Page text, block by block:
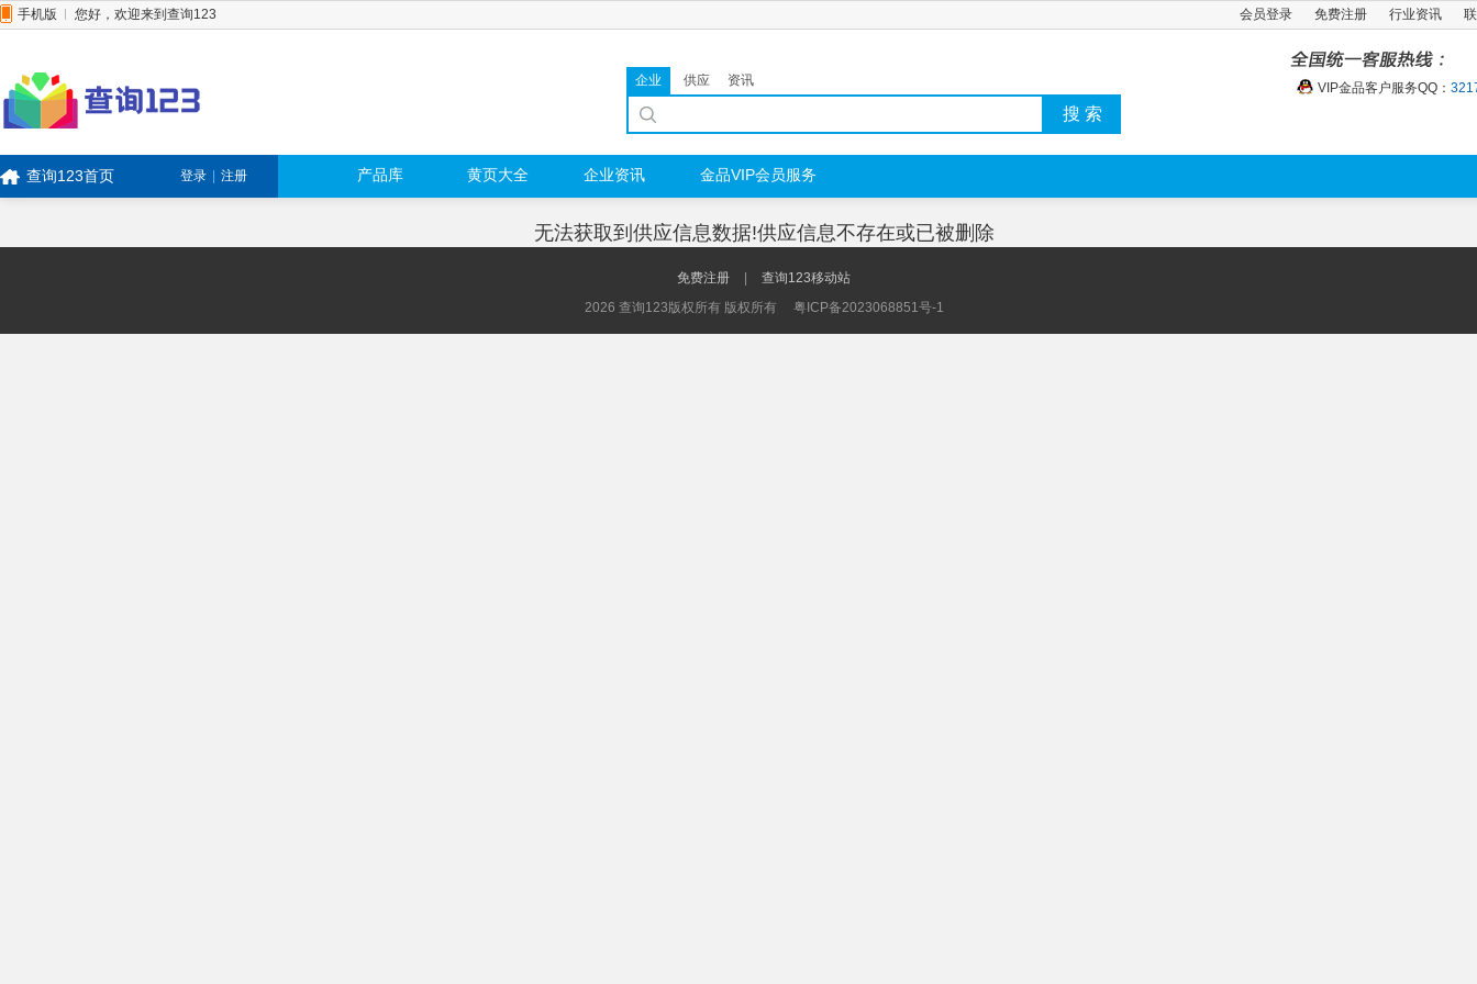
手机版 您好， 欢迎来到查询123 会员登录 免费注册 行业资讯
企业 供应 资讯
搜 索
VIP金品客户服务QQ：
查询123首页 登录 注册 产品库 黄页大全 企业资讯 金品VIP会员服务
无法获取到供应信息数据!供应信息不存在或已被删除
免费注册
查询123移动站
2026 查询123版权所有 版权所有 粤ICP备2023068851号-1